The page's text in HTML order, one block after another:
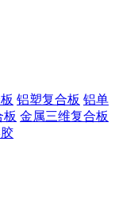
铝塑复合板 铝单
板 金属三维复合板